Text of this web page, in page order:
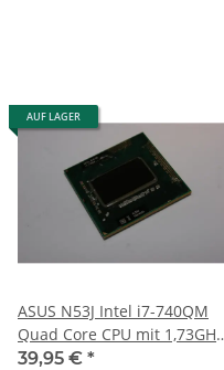
AUF LAGER
ASUS N53J Intel i7-740QM
Quad Core CPU mit 1,73GHz
SLBQG #CPU-26
39,95 € *